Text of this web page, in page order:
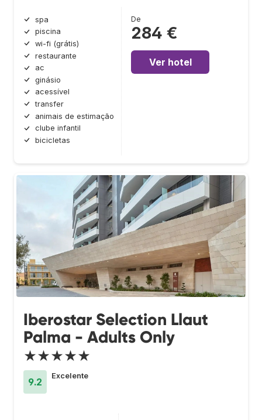
spa
piscina
wi-fi (grátis)
restaurante
ac
ginásio
acessível
transfer
animais de estimação
clube infantil
bicicletas
De
284 €
Ver hotel
Iberostar Selection Llaut
Palma - Adults Only
★★★★★
9.2
Excelente